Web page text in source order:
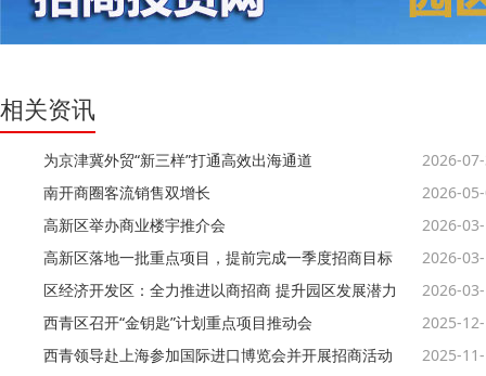
相关资讯
为京津冀外贸“新三样”打通高效出海通道
2026-
南开商圈客流销售双增长
2026-
高新区举办商业楼宇推介会
2026-
高新区落地一批重点项目，提前完成一季度招商目标
2026-
区经济开发区：全力推进以商招商 提升园区发展潜力
2026-
西青区召开“金钥匙”计划重点项目推动会
2025-
西青领导赴上海参加国际进口博览会并开展招商活动
2025-